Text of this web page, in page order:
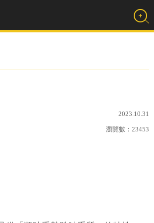
2023.10.31
瀏覽數： 23453